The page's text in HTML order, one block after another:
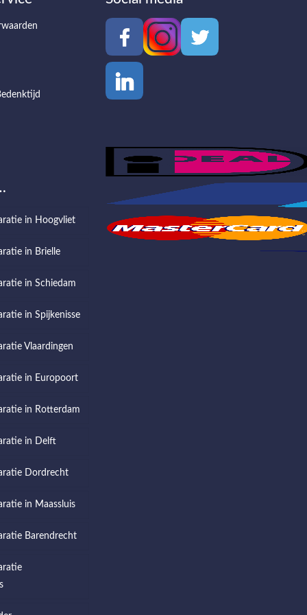
in Hoogvliet
in Brielle
in Schiedam
in Spijkenisse
Vlaardingen
in Europoort
in Rotterdam
in Delft
Dordrecht
in Maassluis
Barendrecht